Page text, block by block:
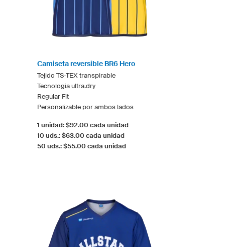
Camiseta reversible BR6 Hero
Tejido TS-TEX transpirable
Tecnologia ultra.dry
Regular Fit
Personalizable por ambos lados
1 unidad: $92.00 cada unidad
10 uds.: $63.00 cada unidad
50 uds.: $55.00 cada unidad